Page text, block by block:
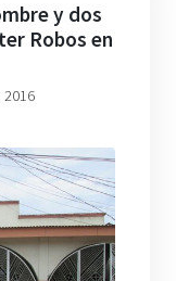
y dos
Robos en
2016